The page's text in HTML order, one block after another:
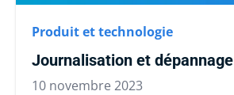
Produit et technologie
Journalisation et dépannage
10 novembre 2023